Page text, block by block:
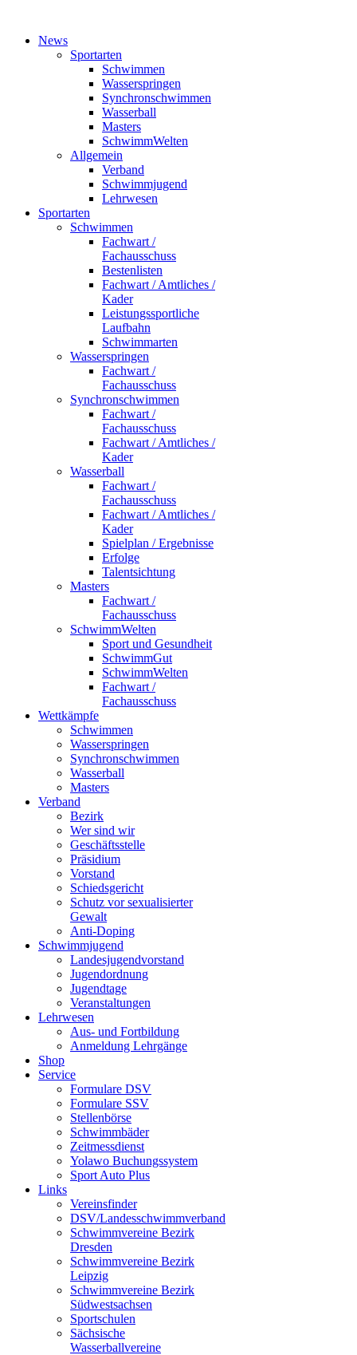
News
Sportarten
Schwimmen
Wasserspringen
Synchronschwimmen
Wasserball
Masters
SchwimmWelten
Allgemein
Verband
Schwimmjugend
Lehrwesen
Sportarten
Schwimmen
Fachwart /
Fachausschuss
Bestenlisten
Fachwart / Amtliches /
Kader
Leistungssportliche
Laufbahn
Schwimmarten
Wasserspringen
Fachwart /
Fachausschuss
Synchronschwimmen
Fachwart /
Fachausschuss
Fachwart / Amtliches /
Kader
Wasserball
Fachwart /
Fachausschuss
Fachwart / Amtliches /
Kader
Spielplan / Ergebnisse
Erfolge
Talentsichtung
Masters
Fachwart /
Fachausschuss
SchwimmWelten
Sport und Gesundheit
SchwimmGut
SchwimmWelten
Fachwart /
Fachausschuss
Wettkämpfe
Schwimmen
Wasserspringen
Synchronschwimmen
Wasserball
Masters
Verband
Bezirk
Wer sind wir
Geschäftsstelle
Präsidium
Vorstand
Schiedsgericht
Schutz vor sexualisierter
Gewalt
Anti-Doping
Schwimmjugend
Landesjugendvorstand
Jugendordnung
Jugendtage
Veranstaltungen
Lehrwesen
Aus- und Fortbildung
Anmeldung Lehrgänge
Shop
Service
Formulare DSV
Formulare SSV
Stellenbörse
Schwimmbäder
Zeitmessdienst
Yolawo Buchungssystem
Sport Auto Plus
Links
Vereinsfinder
DSV/Landesschwimmverband
Schwimmvereine Bezirk
Dresden
Schwimmvereine Bezirk
Leipzig
Schwimmvereine Bezirk
Südwestsachsen
Sportschulen
Sächsische
Wasserballvereine